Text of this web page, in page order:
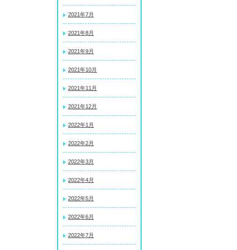
2021年7月
2021年8月
2021年9月
2021年10月
2021年11月
2021年12月
2022年1月
2022年2月
2022年3月
2022年4月
2022年5月
2022年6月
2022年7月